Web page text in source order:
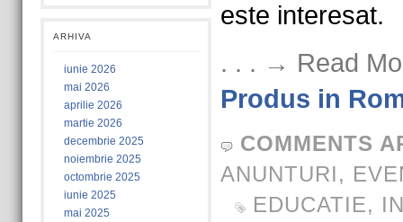
ARHIVA
iunie 2026
mai 2026
aprilie 2026
martie 2026
decembrie 2025
noiembrie 2025
octombrie 2025
iunie 2025
mai 2025
este interesat.
. . . → Read
Produs in
COMMENTS
ANUNTURI,
EDUCATIE,